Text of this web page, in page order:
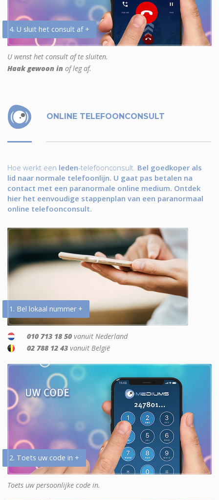
4. U sluit het consult af +
U wenst het consult af te sluiten.
Haak gewoon in of leg af.
ONLINE TELEFOONCONSULT
Hoe werkt een leden-telefoonconsult. Bel goedkoper als
lid naar normale telefoonlijn. U gaat pas betalen na
contact met een paranormale online medium. Ontdek
hier het eenvoudige stappenplan van een paranormaal
online telefoonconsult.
1. Bel lokaal nummer +
010 713 18 50 vanuit Nederland
02 788 12 43 vanuit België
2. Toets uw code in +
Toets uw persoonlijke code in.